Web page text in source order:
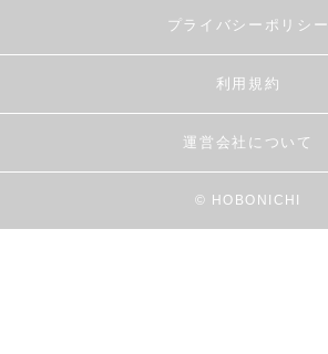
プライバシーポリシー
利用規約
運営会社について
© HOBONICHI